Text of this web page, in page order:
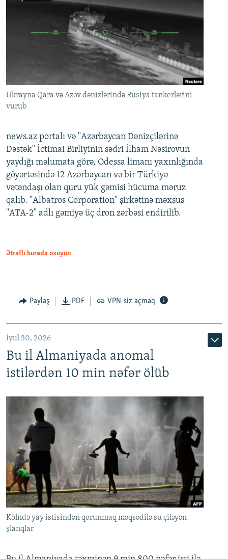
Ukrayna Qara və Azov dənizlərində Rusiya tankerlərini
vurub
news.az portalı və "Azərbaycan Dənizçilərinə
Dəstək" İctimai Birliyinin sədri İlham Nəsirovun
yaydığı məlumata görə, Odessa limanı yaxınlığında
göyərtəsində 12 Azərbaycan və bir Türkiyə
vətəndaşı olan quru yük gəmisi hücuma məruz
qalıb. "Albatros Corporation" şirkətinə məxsus
"ATA-2" adlı gəmiyə üç dron zərbəsi endirilib.
Ətraflı burada oxuyun
Paylaş PDF VPN-siz açmaq
İyul 30, 2026
Bu il Almaniyada anomal
istilərdən 10 min nəfər ölüb
Kölndə yay istisindən qorunmaq məqsədilə su çiləyən
şlanqlar